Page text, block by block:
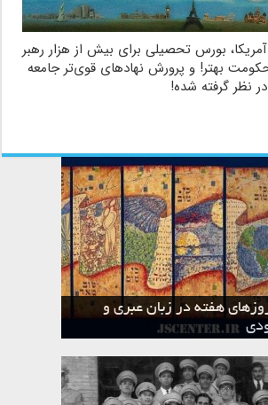
بورس تحصیلی برای بیش از هزار رهبر
بهتر! و پرورش نهادهای قوی‌تر جامعه
نظر گرفته شده!
هفته در زبان عبری و
تقویم عبری و میراث یهود
تقویم عبری و میراث یهود
تقویم عبری و میراث یهود
تقویم عبری و میراث یهود
تقویم عبری و میراث یهود
تقویم عبری و میراث یهود